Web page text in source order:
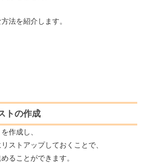
法を紹介します。
トの作成
作成し、
ストアップしておくことで、
ることができます。